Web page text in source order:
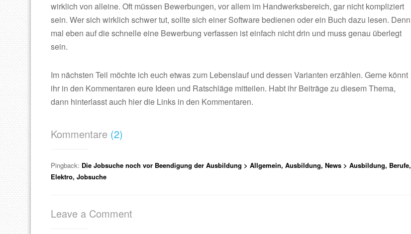
wirklich von alleine. Oft müssen Bewerbungen, vor allem im Handwerksbereich, gar nicht kompliziert
sein. Wer sich wirklich schwer tut, sollte sich einer Software bedienen oder ein Buch dazu lesen. Denn
mal eben auf die schnelle eine Bewerbung verfassen ist einfach nicht drin und muss genau überlegt
sein.
Im nächsten Teil möchte ich euch etwas zum Lebenslauf und dessen Varianten erzählen. Gerne könnt
ihr in den Kommentaren eure Ideen und Ratschläge mitteilen. Habt ihr Beiträge zu diesem Thema,
dann hinterlasst auch hier die Links in den Kommentaren.
Kommentare (2)
Pingback: Die Jobsuche noch vor Beendigung der Ausbildung > Allgemein, Ausbildung, News > Ausbildung, Berufe,
Elektro, Jobsuche
Leave a Comment